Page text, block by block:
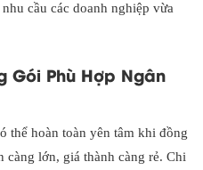
cầu các doanh nghiệp vừa
Gói Phù Hợp Ngân
thể hoàn toàn yên tâm khi đồng
lớn, giá thành càng rẻ. Chi